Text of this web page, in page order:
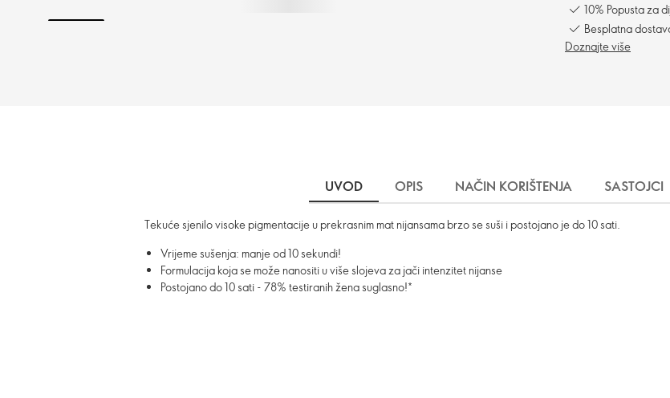
10% Popusta za
Besplatna
Doznajte više
UVOD OPIS NAČIN KORIŠTENJA SASTOJCI
Tekuće sjenilo visoke pigmentacije u prekrasnim mat nijansama brzo se suši i postojano je do 10 sati.
Vrijeme sušenja: manje od 10 sekundi!
Formulacija koja se može nanositi u više slojeva za jači intenzitet nijanse
Postojano do 10 sati - 78% testiranih žena suglasno!*